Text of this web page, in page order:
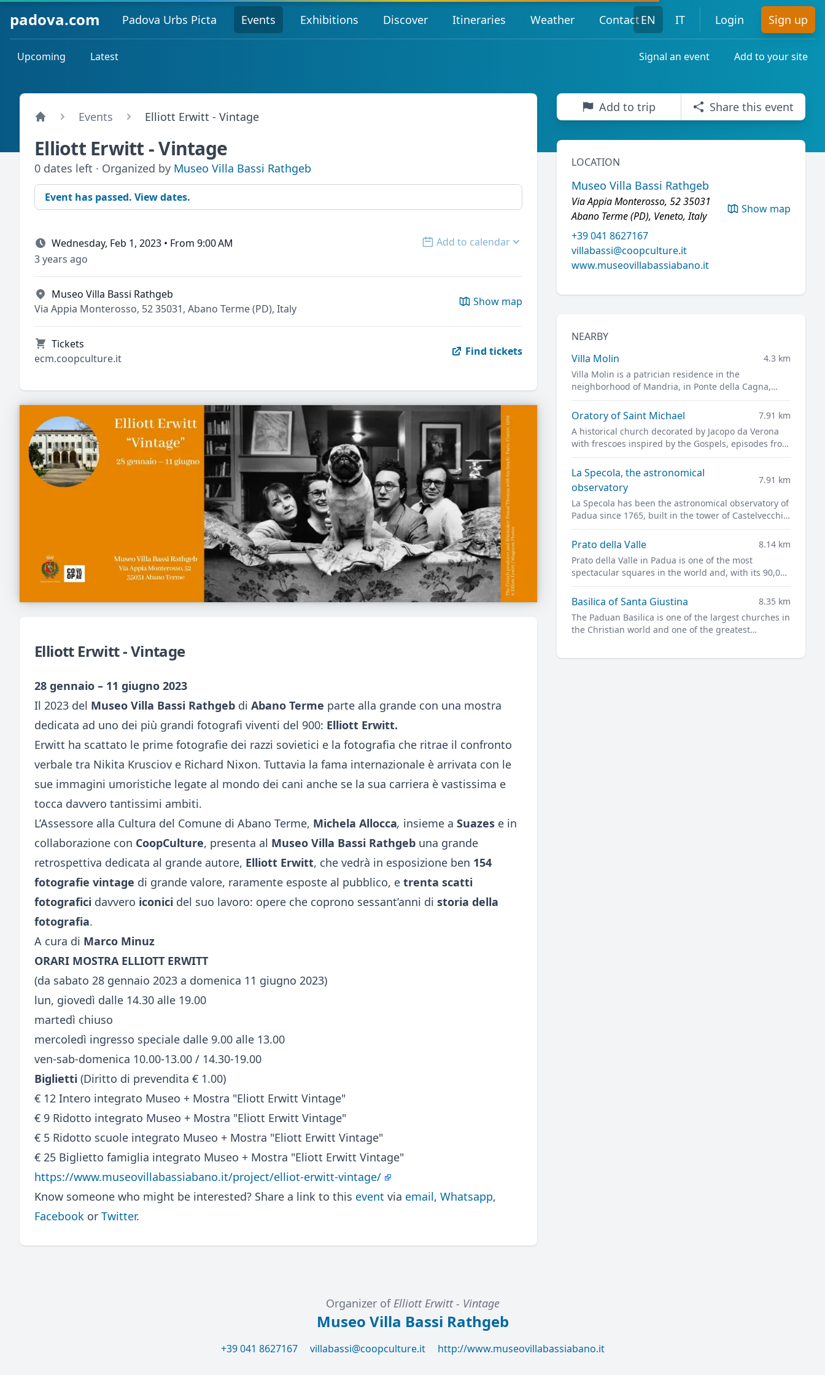
padova.com Padova Urbs Picta Events Exhibitions Discover Itineraries Weather ContactEN IT Login Sign up
Upcoming Latest Signal an event Add to your site
Events Elliott Erwitt - Vintage
Elliott Erwitt - Vintage
0 dates left · Organized by Museo Villa Bassi Rathgeb
Event has passed. View dates.
Wednesday, Feb 1, 2023 • From 9:00 AM Open options
Add to calendar
3 years ago
Museo Villa Bassi Rathgeb
Via Appia Monterosso, 52 35031, Abano Terme (PD), Italy
Show map
Tickets
ecm.coopculture.it
Find tickets
Elliott Erwitt - Vintage
28 gennaio – 11 giugno 2023
Il 2023 del Museo Villa Bassi Rathgeb di Abano Terme parte alla grande con una mostra
dedicata ad uno dei più grandi fotografi viventi del 900: Elliott Erwitt.
Erwitt ha scattato le prime fotografie dei razzi sovietici e la fotografia che ritrae il confronto
verbale tra Nikita Krusciov e Richard Nixon. Tuttavia la fama internazionale è arrivata con le
sue immagini umoristiche legate al mondo dei cani anche se la sua carriera è vastissima e
tocca davvero tantissimi ambiti.
L’Assessore alla Cultura del Comune di Abano Terme, Michela Allocca, insieme a Suazes e in
collaborazione con CoopCulture, presenta al Museo Villa Bassi Rathgeb una grande
retrospettiva dedicata al grande autore, Elliott Erwitt, che vedrà in esposizione ben 154
fotografie vintage di grande valore, raramente esposte al pubblico, e trenta scatti
fotografici davvero iconici del suo lavoro: opere che coprono sessant’anni di storia della
fotografia.
A cura di Marco Minuz
ORARI MOSTRA ELLIOTT ERWITT
(da sabato 28 gennaio 2023 a domenica 11 giugno 2023)
lun, giovedì dalle 14.30 alle 19.00
martedì chiuso
mercoledì ingresso speciale dalle 9.00 alle 13.00
ven-sab-domenica 10.00-13.00 / 14.30-19.00
Biglietti (Diritto di prevendita € 1.00)
€ 12 Intero integrato Museo + Mostra "Eliott Erwitt Vintage"
€ 9 Ridotto integrato Museo + Mostra "Eliott Erwitt Vintage"
€ 5 Ridotto scuole integrato Museo + Mostra "Eliott Erwitt Vintage"
€ 25 Biglietto famiglia integrato Museo + Mostra "Eliott Erwitt Vintage"
https://www.museovillabassiabano.it/project/elliot-erwitt-vintage/
Know someone who might be interested? Share a link to this event via email, Whatsapp,
Facebook or Twitter.
Add to trip Share this event
LOCATION
Museo Villa Bassi Rathgeb
Via Appia Monterosso, 52 35031
Abano Terme (PD), Veneto, Italy
Show map
+39 041 8627167
villabassi@coopculture.it
www.museovillabassiabano.it
NEARBY
Villa Molin
4.3 km
Villa Molin is a patrician residence in the
neighborhood of Mandria, in Ponte della Cagna,
south of Padua. It was designed for Nicolò Molin, a
Venetian noble, by Vincenzo Scamozzi and
completed in 1597.
Oratory of Saint Michael
7.91 km
A historical church decorated by Jacopo da Verona
with frescoes inspired by the Gospels, episodes from
daily life, and portraits of leading figures of
fourteenth-century Padua
La Specola, the astronomical
observatory
7.91 km
La Specola has been the astronomical observatory of
Padua since 1765, built in the tower of Castelvecchio,
the ancient castle of the city and the pride of
medieval Padua.
Prato della Valle
8.14 km
Prato della Valle in Padua is one of the most
spectacular squares in the world and, with its 90,000
square meters, is one of the largest in Europe.
Basilica of Santa Giustina
8.35 km
The Paduan Basilica is one of the largest churches in
the Christian world and one of the greatest
Organizer of Elliott Erwitt - Vintage
Museo Villa Bassi Rathgeb
+39 041 8627167 villabassi@coopculture.it http://www.museovillabassiabano.it